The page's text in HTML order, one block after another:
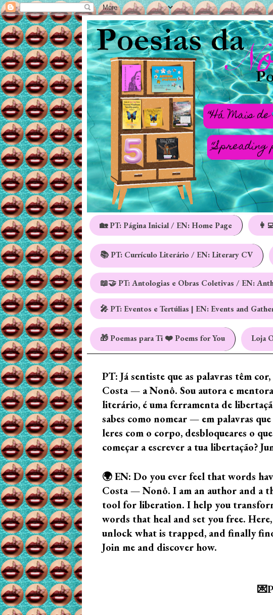
🏡 PT: Página Inicial / EN: Home Page
📚 PT: Currículo Literário / EN: Literary CV
📖🤝 PT: Antologias e Obras Coletivas / EN:
🎤 PT: Eventos e Tertúlias | EN: Events and
🎁 Poemas para Ti ❤️ Poems for You Loja
PT: Já sentiste que as palavras têm
Costa — a Nonô. Sou autora e
literário, é uma ferramenta de
sabes como nomear — em palavras
leres com o corpo, desbloqueares o
começar a escrever a tua libertação?
🌍 EN: Do you ever feel that words
Costa — Nonô. I am an author and a
tool for liberation. I help you
words that heal and set you free.
unlock what is trapped, and finally
Join me and discover how.